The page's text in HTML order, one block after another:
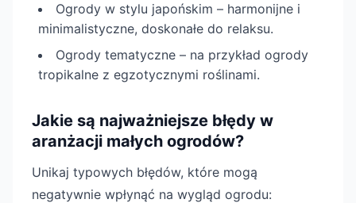
Ogrody w stylu japońskim – harmonijne i
minimalistyczne, doskonałe do relaksu.
Ogrody tematyczne – na przykład ogrody
tropikalne z egzotycznymi roślinami.
Jakie są najważniejsze błędy w
aranżacji małych ogrodów?
Unikaj typowych błędów, które mogą
negatywnie wpłynąć na wygląd ogrodu: